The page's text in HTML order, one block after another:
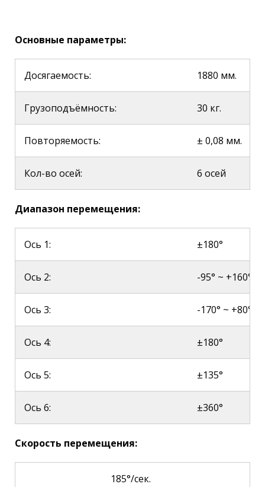
Основные параметры:
Досягаемость: 1880 мм.
Грузоподъёмность: 30 кг.
Повторяемость: ± 0,08 мм.
Кол-во осей: 6 осей
Диапазон перемещения:
Ось 1: ±180°
Ось 2: -95° ~ +160°
Ось 3: -170° ~ +80°
Ось 4: ±180°
Ось 5: ±135°
Ось 6: ±360°
Скорость перемещения:
185°/сек.